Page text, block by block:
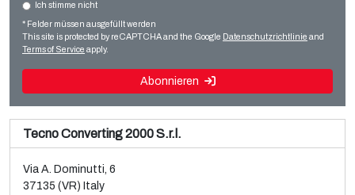
Cast film
Weiterlesen
Verkauf und Demontage einer gebrauchten Brückner
BOPP-3-Schicht-Folienanlage
Ich stimme nicht
* Felder müssen ausgefüllt werden
This site is protected by reCAPTCHA and the Google Datenschutzrichtlinie and
Terms of Service apply.
Abonnieren
Tecno Converting 2000 S.r.l.
Via A. Dominutti, 6
37135 (VR) Italy